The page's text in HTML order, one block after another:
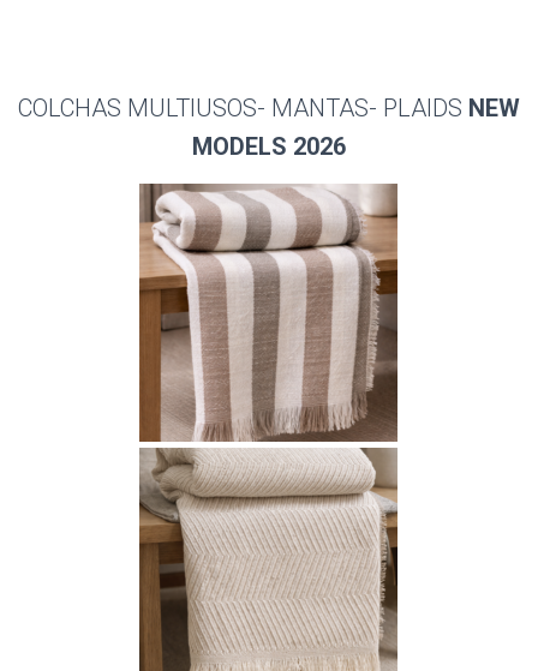
COLCHAS MULTIUSOS- MANTAS- PLAIDS NEW
MODELS 2026